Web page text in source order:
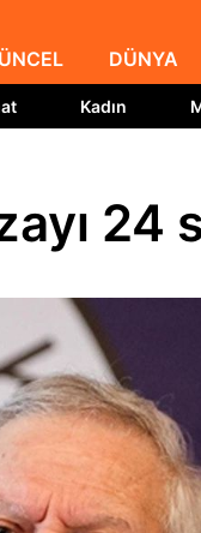
DÜNYA
Kadın
24